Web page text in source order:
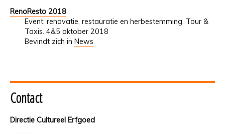
RenoResto 2018
Event: renovatie, restauratie en herbestemming. Tour &
Taxis. 4&5 oktober 2018
Bevindt zich in News
Contact
Directie Cultureel Erfgoed